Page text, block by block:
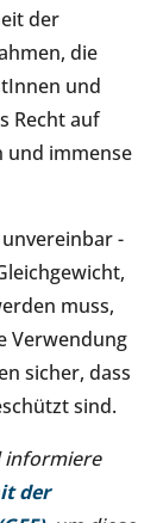
der
die
und
Recht auf
und immense
-
muss,
Verwendung
sicher, dass
sind.
informiere
der